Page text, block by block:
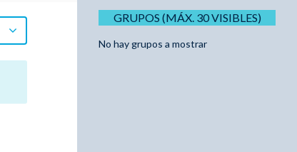
GRUPOS (MÁX. 30 VISIBLES)
No hay grupos a mostrar